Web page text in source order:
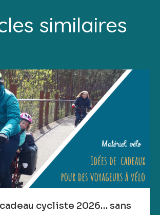
similaires
cycliste 2026… sans